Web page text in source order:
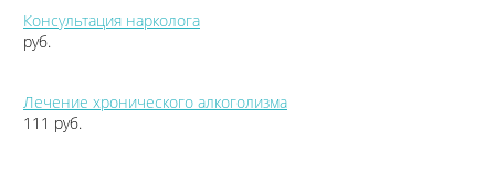
Консультация нарколога
руб.
Лечение хронического алкоголизма
111 руб.